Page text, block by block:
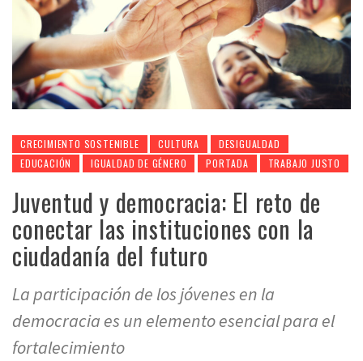
CRECIMIENTO SOSTENIBLE CULTURA
DESIGUALDAD
EDUCACIÓN
IGUALDAD DE GÉNERO PORTADA TRABAJO JUSTO
Juventud y democracia: El reto de
conectar las instituciones con la
ciudadanía del futuro
La participación de los jóvenes en la
democracia es un elemento esencial para el
fortalecimiento